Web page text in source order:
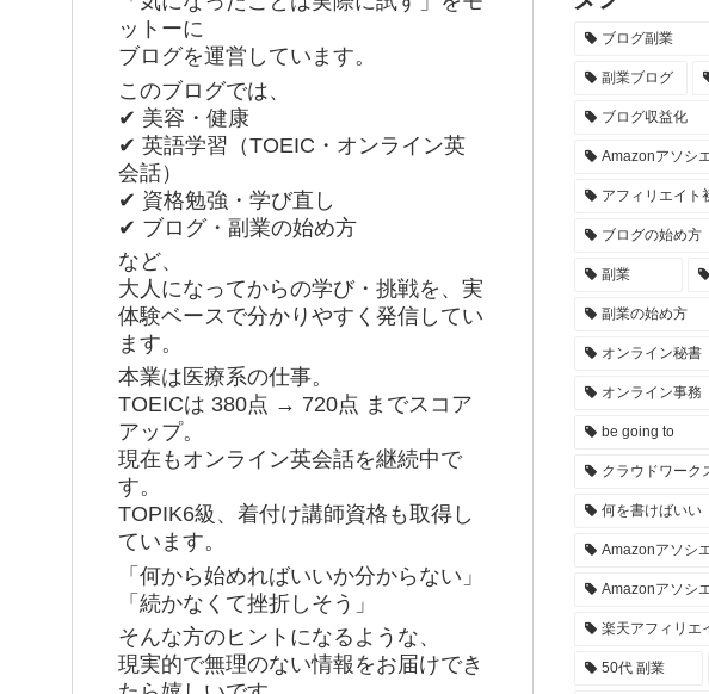
ットーに
ブログを運営しています。
このブログでは、
✔ 美容・健康
✔ 英語学習（TOEIC・オンライン英
会話）
✔ 資格勉強・学び直し
✔ ブログ・副業の始め方
など、
大人になってからの学び・挑戦を、実
体験ベースで分かりやすく発信してい
ます。
本業は医療系の仕事。
TOEICは 380点 → 720点 までスコア
アップ。
現在もオンライン英会話を継続中で
す。
TOPIK6級、着付け講師資格も取得し
ています。
「何から始めればいいか分からない」
「続かなくて挫折しそう」
そんな方のヒントになるような、
現実的で無理のない情報をお届けでき
ブログ副業
副業ブログ
ブログ収益化
Amazonアソシ
アフィリエイト
ブログの始め方
副業
副業の始め方
オンライン秘書
オンライン事務
be going to
クラウドワーク
何を書けばいい
Amazonアソシ
Amazonアソシ
楽天アフィリエ
50代 副業